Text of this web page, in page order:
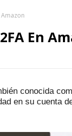
En
conocida
en su cuenta